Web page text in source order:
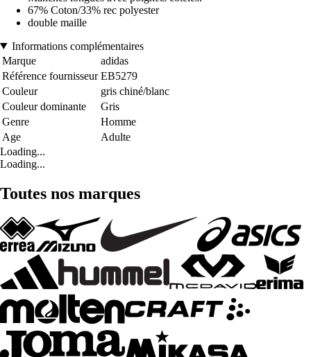
67% Coton/33% rec polyester
double maille
Informations complémentaires
Marque
adidas
Référence fournisseur EB5279
Couleur
gris chiné/blanc
Couleur dominante
Gris
Genre
Homme
Age
Adulte
Loading...
Loading...
Toutes nos marques